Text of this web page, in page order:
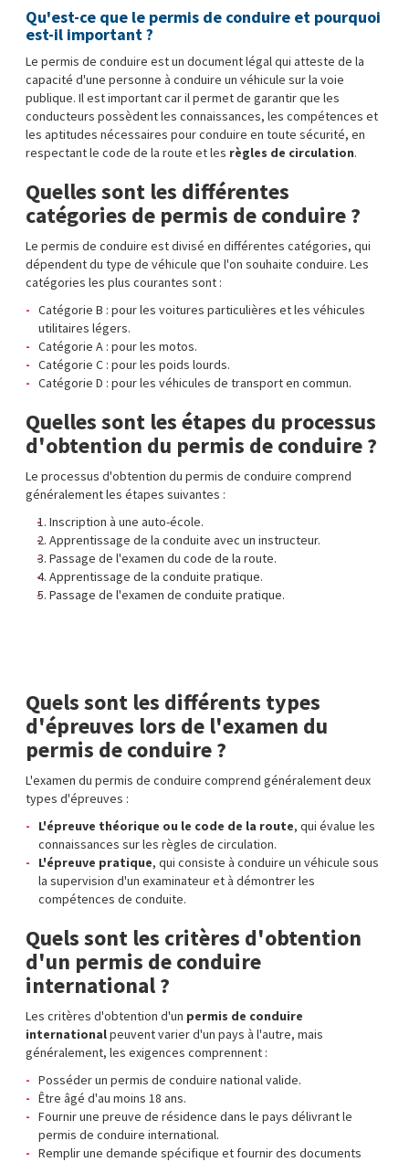
Qu'est-ce que le permis de conduire et pourquoi
est-il important ?
Le permis de conduire est un document légal qui atteste de la
capacité d'une personne à conduire un véhicule sur la voie
publique. Il est important car il permet de garantir que les
conducteurs possèdent les connaissances, les compétences et
les aptitudes nécessaires pour conduire en toute sécurité, en
respectant le code de la route et les règles de circulation.
Quelles sont les différentes
catégories de permis de conduire ?
Le permis de conduire est divisé en différentes catégories, qui
dépendent du type de véhicule que l'on souhaite conduire. Les
catégories les plus courantes sont :
Catégorie B : pour les voitures particulières et les véhicules
utilitaires légers.
Catégorie A : pour les motos.
Catégorie C : pour les poids lourds.
Catégorie D : pour les véhicules de transport en commun.
Quelles sont les étapes du processus
d'obtention du permis de conduire ?
Le processus d'obtention du permis de conduire comprend
généralement les étapes suivantes :
Inscription à une auto-école.
Apprentissage de la conduite avec un instructeur.
Passage de l'examen du code de la route.
Apprentissage de la conduite pratique.
Passage de l'examen de conduite pratique.
Quels sont les différents types
d'épreuves lors de l'examen du
permis de conduire ?
L'examen du permis de conduire comprend généralement deux
types d'épreuves :
L'épreuve théorique ou le code de la route, qui évalue les
connaissances sur les règles de circulation.
L'épreuve pratique, qui consiste à conduire un véhicule sous
la supervision d'un examinateur et à démontrer les
compétences de conduite.
Quels sont les critères d'obtention
d'un permis de conduire
international ?
Les critères d'obtention d'un permis de conduire
internationalpeuvent varier d'un pays à l'autre, mais
généralement, les exigences comprennent :
Posséder un permis de conduire national valide.
Être âgé d'au moins 18 ans.
Fournir une preuve de résidence dans le pays délivrant le
permis de conduire international.
Remplir une demande spécifique et fournir des documents